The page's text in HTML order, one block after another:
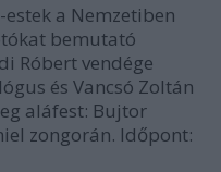
estek a Nemzetiben
bemutató
Róbert vendége
és Vancsó Zoltán
aláfest: Bujtor
zongorán. Időpont: